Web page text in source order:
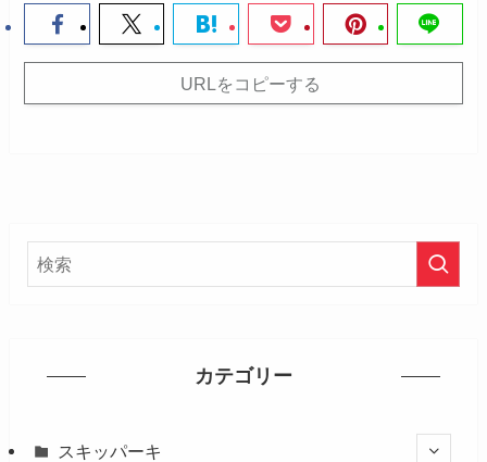
URLをコピーする
カテゴリー
スキッパーキ